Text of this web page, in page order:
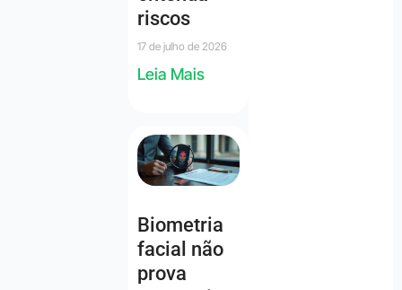
riscos
17 de julho de 2026
Leia Mais
Biometria
facial não
prova